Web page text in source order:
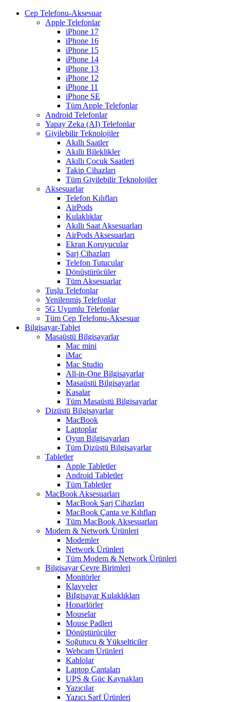
Cep Telefonu-Aksesuar
Apple Telefonlar
iPhone 17
iPhone 16
iPhone 15
iPhone 14
iPhone 13
iPhone 12
iPhone 11
iPhone SE
Tüm Apple Telefonlar
Android Telefonlar
Yapay Zeka (AI) Telefonlar
Giyilebilir Teknolojiler
Akıllı Saatler
Akıllı Bileklikler
Akıllı Çocuk Saatleri
Takip Cihazları
Tüm Giyilebilir Teknolojiler
Aksesuarlar
Telefon Kılıfları
AirPods
Kulaklıklar
Akıllı Saat Aksesuarları
AirPods Aksesuarları
Ekran Koruyucular
Şarj Cihazları
Telefon Tutucular
Dönüştürücüler
Tüm Aksesuarlar
Tuşlu Telefonlar
Yenilenmiş Telefonlar
5G Uyumlu Telefonlar
Tüm Cep Telefonu-Aksesuar
Bilgisayar-Tablet
Masaüstü Bilgisayarlar
Mac mini
iMac
Mac Studio
All-in-One Bilgisayarlar
Masaüstü Bilgisayarlar
Kasalar
Tüm Masaüstü Bilgisayarlar
Dizüstü Bilgisayarlar
MacBook
Laptoplar
Oyun Bilgisayarları
Tüm Dizüstü Bilgisayarlar
Tabletler
Apple Tabletler
Android Tabletler
Tüm Tabletler
MacBook Aksesuarları
MacBook Şarj Cihazları
MacBook Çanta ve Kılıfları
Tüm MacBook Aksesuarları
Modem & Network Ürünleri
Modemler
Network Ürünleri
Tüm Modem & Network Ürünleri
Bilgisayar Çevre Birimleri
Monitörler
Klavyeler
BiIgisayar Kulaklıkları
Hoparlörler
Mouselar
Mouse Padleri
Dönüştürücüler
Soğutucu & Yükselticiler
Webcam Ürünleri
Kablolar
Laptop Çantaları
UPS & Güç Kaynakları
Yazıcılar
Yazıcı Sarf Ürünleri